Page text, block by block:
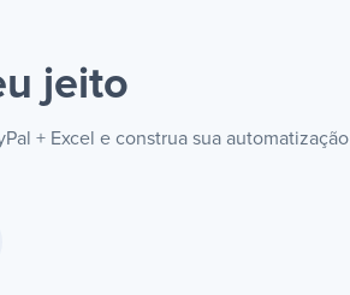
jeito
+ Excel e construa sua automatização